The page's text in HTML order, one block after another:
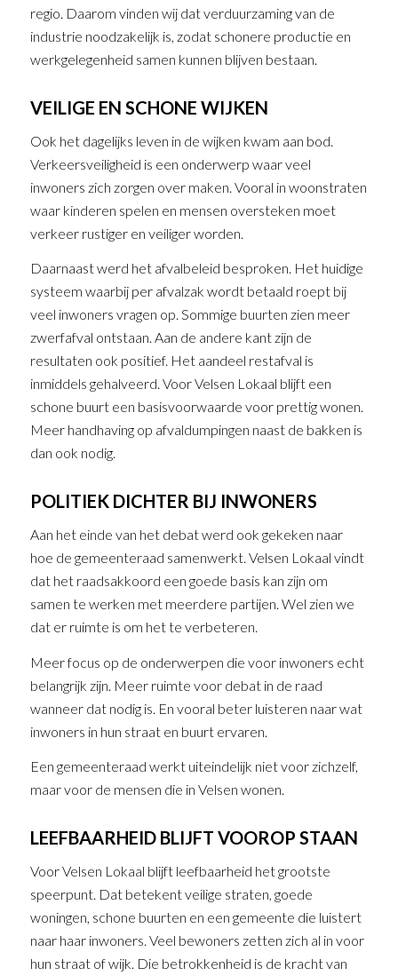
regio. Daarom vinden wij dat verduurzaming van de
industrie noodzakelijk is, zodat schonere productie en
werkgelegenheid samen kunnen blijven bestaan.
VEILIGE EN SCHONE WIJKEN
Ook het dagelijks leven in de wijken kwam aan bod.
Verkeersveiligheid is een onderwerp waar veel
inwoners zich zorgen over maken. Vooral in woonstraten
waar kinderen spelen en mensen oversteken moet
verkeer rustiger en veiliger worden.
Daarnaast werd het afvalbeleid besproken. Het huidige
systeem waarbij per afvalzak wordt betaald roept bij
veel inwoners vragen op. Sommige buurten zien meer
zwerfafval ontstaan. Aan de andere kant zijn de
resultaten ook positief. Het aandeel restafval is
inmiddels gehalveerd. Voor Velsen Lokaal blijft een
schone buurt een basisvoorwaarde voor prettig wonen.
Meer handhaving op afvaldumpingen naast de bakken is
dan ook nodig.
POLITIEK DICHTER BIJ INWONERS
Aan het einde van het debat werd ook gekeken naar
hoe de gemeenteraad samenwerkt. Velsen Lokaal vindt
dat het raadsakkoord een goede basis kan zijn om
samen te werken met meerdere partijen. Wel zien we
dat er ruimte is om het te verbeteren.
Meer focus op de onderwerpen die voor inwoners echt
belangrijk zijn. Meer ruimte voor debat in de raad
wanneer dat nodig is. En vooral beter luisteren naar wat
inwoners in hun straat en buurt ervaren.
Een gemeenteraad werkt uiteindelijk niet voor zichzelf,
maar voor de mensen die in Velsen wonen.
LEEFBAARHEID BLIJFT VOOROP STAAN
Voor Velsen Lokaal blijft leefbaarheid het grootste
speerpunt. Dat betekent veilige straten, goede
woningen, schone buurten en een gemeente die luistert
naar haar inwoners. Veel bewoners zetten zich al in voor
hun straat of wijk. Die betrokkenheid is de kracht van